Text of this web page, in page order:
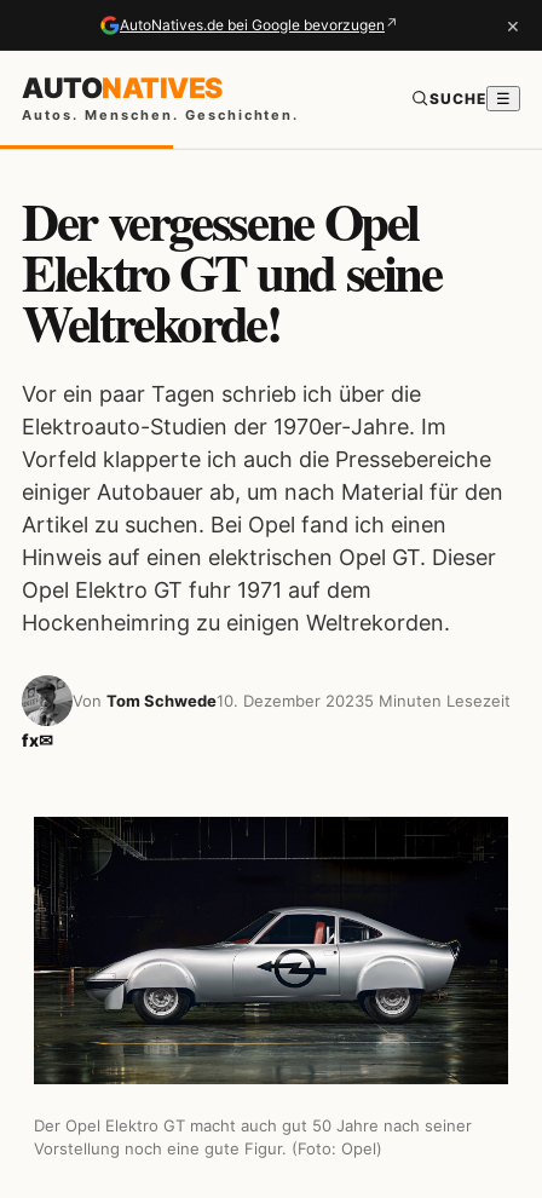
AutoNatives.de bei Google bevorzugen ↗ ×
AUTONATIVES
Autos. Menschen. Geschichten.
SUCHE ☰
Der vergessene Opel
Elektro GT und seine
Weltrekorde!
Vor ein paar Tagen schrieb ich über die
Elektroauto-Studien der 1970er-Jahre. Im
Vorfeld klapperte ich auch die Pressebereiche
einiger Autobauer ab, um nach Material für den
Artikel zu suchen. Bei Opel fand ich einen
Hinweis auf einen elektrischen Opel GT. Dieser
Opel Elektro GT fuhr 1971 auf dem
Hockenheimring zu einigen Weltrekorden.
Von Tom Schwede10. Dezember 20235 Minuten Lesezeit
fx✉
Der Opel Elektro GT macht auch gut 50 Jahre nach seiner
Vorstellung noch eine gute Figur. (Foto: Opel)